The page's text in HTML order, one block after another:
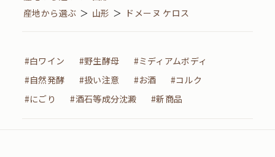
産地から選ぶ ＞ 山形 ＞ ドメーヌ ケロス
#白ワイン #野生酵母
#ミディアムボディ
#自然発酵
#扱い注意 #お酒
#コルク
#にごり
#酒石等成分沈澱 #新商品